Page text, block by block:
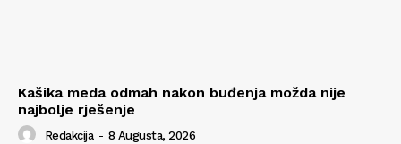
Kašika meda odmah nakon buđenja možda nije
najbolje rješenje
Redakcija - 8 Augusta, 2026